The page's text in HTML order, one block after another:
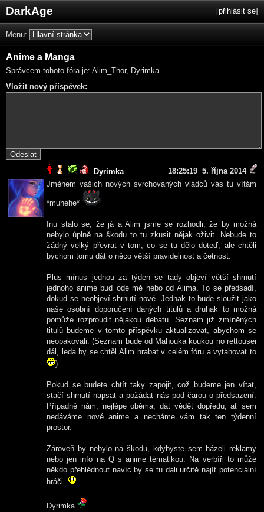
DarkAge [přihlásit se]
Menu:
Anime a Manga
Správcem tohoto fóra je: Alim_Thor, Dyrimka
Vložit nový příspěvek:
Dyrimka
18:25:19 5. října 2014
Jménem vašich nových svrchovaných vládců vás tu vítám
*muhehe*
Inu stalo se, že já a Alim jsme se rozhodli, že by možná
nebylo úplně na škodu to tu zkusit nějak oživit. Nebude to
žádný velký převrat v tom, co se tu dělo doteď, ale chtěli
bychom tomu dát o něco větší pravidelnost a četnost.
Plus mínus jednou za týden se tady objeví větší shrnutí
jednoho anime buď ode mě nebo od Alima. To se předsadí,
dokud se neobjeví shrnutí nové. Jednak to bude sloužit jako
naše osobní doporučení daných titulů a druhak to možná
pomůže rozproudit nějakou debatu. Seznam již zmíněných
titulů budeme v tomto příspěvku aktualizovat, abychom se
neopakovali. (Seznam bude od Mahouka koukou no rettousei
dál, leda by se chtěl Alim hrabat v celém fóru a vytahovat to
)
Pokud se budete chtít taky zapojit, což budeme jen vítat,
stačí shrnutí napsat a požádat nás pod čarou o předsazení.
Případně nám, nejlépe oběma, dát vědět dopředu, ať sem
nedáváme nové anime a necháme vám tak ten týdenní
prostor.
Zároveň by nebylo na škodu, kdybyste sem házeli reklamy
nebo jen info na Q s anime tématikou. Na verbíři to může
někdo přehlédnout navíc by se tu dali určitě najít potenciální
hráči.
Dyrimka